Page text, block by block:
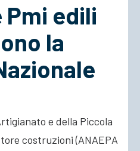
edili
la
e della Piccola
costruzioni (ANAEPA